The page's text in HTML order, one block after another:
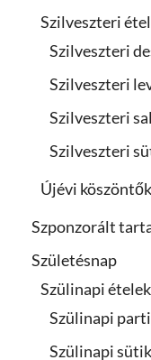
Szilveszteri
Szilveszteri
Szilveszteri
Szilveszteri
Szilveszteri
Újévi köszöntők
Szponzorált
Születésnap
Szülinapi ételek
Szülinapi
Szülinapi sütik